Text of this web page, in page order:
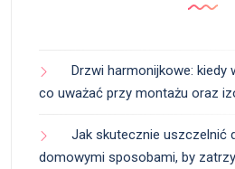
Drzwi harmonijkowe: kiedy
co uważać przy montażu oraz
Jak skutecznie uszczelnić
domowymi sposobami, by